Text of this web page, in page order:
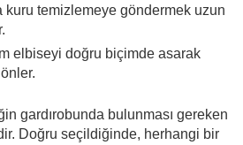
kuru temizlemeye göndermek uzun
elbiseyi doğru biçimde asarak
gardırobunda bulunması gereken
Doğru seçildiğinde, herhangi bir